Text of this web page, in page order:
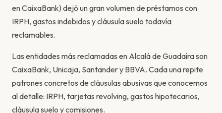
en CaixaBank) dejó un gran volumen de préstamos con
IRPH, gastos indebidos y cláusula suelo todavía
reclamables.
Las entidades más reclamadas en Alcalá de Guadaíra son
CaixaBank, Unicaja, Santander y BBVA. Cada una repite
patrones concretos de cláusulas abusivas que conocemos
al detalle: IRPH, tarjetas revolving, gastos hipotecarios,
cláusula suelo y comisiones.